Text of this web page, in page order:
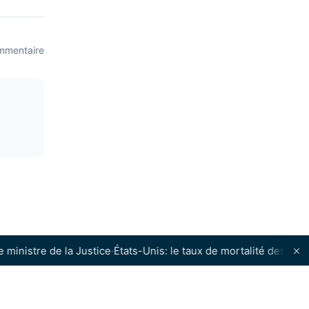
de la Justice·États-Unis: le taux de mortalité des